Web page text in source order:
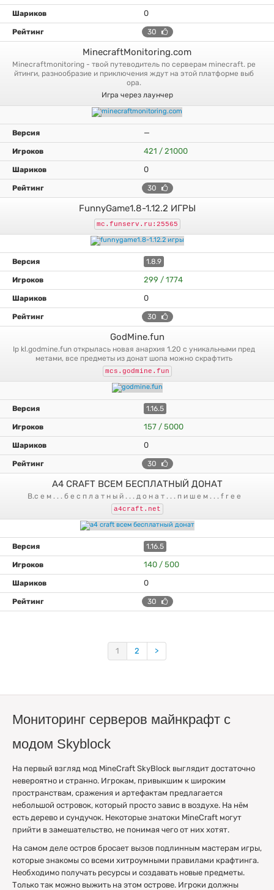
0
30
MinecraftMonitoring.com
minecraftmonitoring - твой путеводитель по серверам minecraft. ре
йтинги, разнообразие и приключения ждут на этой платформе выб
ора.
Игра через лаунчер
—
421 / 21000
0
30
FunnyGame1.8-1.12.2 ИГРЫ
mc.funserv.ru:25565
1.8.9
299 / 1774
0
30
GodMine.fun
ip kl.godmine.fun открылась новая анархия 1.20 с уникальными пред
метами, все предметы из донат шопа можно скрафтить
mcs.godmine.fun
1.16.5
157 / 5000
0
30
A4 CRAFT ВСЕМ БЕСПЛАТНЫЙ ДОНАТ
в.с е м . . . б е с п л а т н ы й . . . д о н а т . . . п и ш е м . . . f r e e
a4craft.net
1.16.5
140 / 500
0
30
1 2 >
Мониторинг серверов майнкрафт с
модом Skyblock
На первый взгляд мод MineCraft SkyBlock выглядит достаточно
невероятно и странно. Игрокам, привыкшим к широким
пространствам, сражения и артефактам предлагается
небольшой островок, который просто завис в воздухе. На нём
есть дерево и сундучок. Некоторые знатоки MineCraft могут
прийти в замешательство, не понимая чего от них хотят.
На самом деле остров бросает вызов подлинным мастерам игры,
которые знакомы со всеми хитроумными правилами крафтинга.
Необходимо получать ресурсы и создавать новые предметы.
Только так можно выжить на этом острове. Игроки должны